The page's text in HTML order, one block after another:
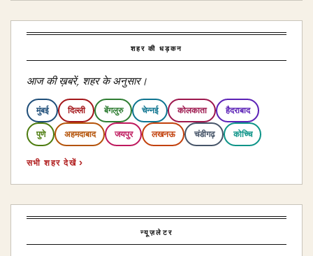
शहर की धड़कन
आज की ख़बरें, शहर के अनुसार।
मुंबई दिल्ली बेंगलुरु चेन्नई कोलकाता हैदराबाद
पुणे अहमदाबाद जयपुर लखनऊ चंडीगढ़ कोच्चि
सभी शहर देखें ›
न्यूज़लेटर